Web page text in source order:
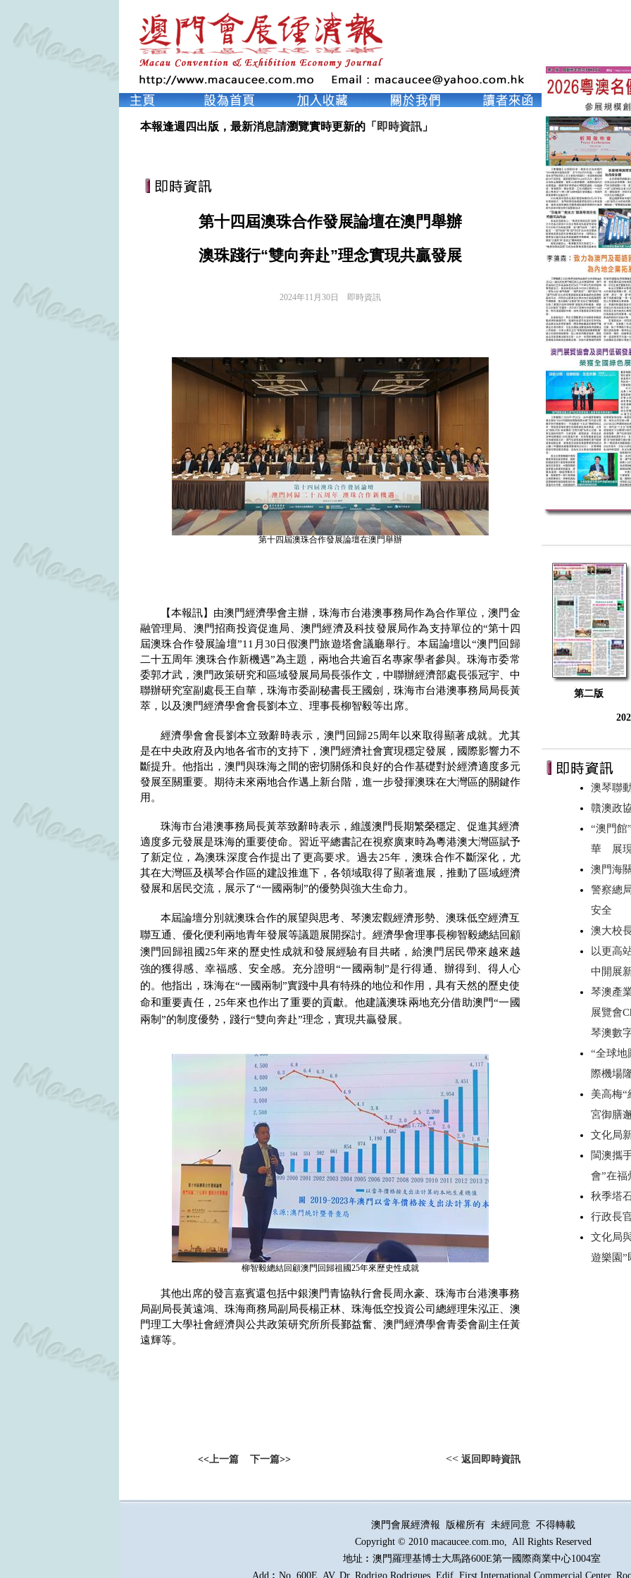
本報逢週四出版，最新消息請瀏覽實時更新的「 即時資訊」
第十四屆澳珠合作發展論壇在澳門舉辦
澳珠踐行“雙向奔赴”理念實現共贏發展
2024年11月30日 即時資訊
第十四屆澳珠合作發展論壇在澳門舉辦
【本報訊】 由澳門經濟學會主辦，珠海市台港澳事務局作為合作單位，澳門金
融管理局、澳門招商投資促進局、澳門經濟及科技發展局作為支持單位的“第十四
屆澳珠合作發展論壇”11 月30 日假澳門旅遊塔會議廳舉行。本屆論壇以“澳門回歸
二十五周年 澳珠合作新機遇”為主題，兩地合共逾百名專家學者參與。珠海市委常
委郭才武，澳門政策研究和區域發展局局長張作文，中聯辦經濟部處長張冠宇、中
聯辦研究室副處長王自華，珠海市委副秘書長王國劍，珠海市台港澳事務局局長黃
萃，以及澳門經濟學會會長劉本立、理事長柳智毅等出席。
經濟學會會長劉本立致辭時表示，澳門回歸25周年以來取得顯著成就。尤其
是在中央政府及內地各省市的支持下，澳門經濟社會實現穩定發展，國際影響力不
斷提升。他指出，澳門與珠海之間的密切關係和良好的合作基礎對於經濟適度多元
發展至關重要。期待未來兩地合作邁上新台階，進一步發揮澳珠在大灣區的關鍵作
用。
珠海市台港澳事務局長黃萃致辭時表示，維護澳門長期繁榮穩定、促進其經濟
適度多元發展是珠海的重要使命。習近平總書記在視察廣東時為粵港澳大灣區賦予
了新定位，為澳珠深度合作提出了更高要求。過去25年，澳珠合作不斷深化，尤
其在大灣區及橫琴合作區的建設推進下，各領域取得了顯著進展，推動了區域經濟
發展和居民交流，展示了“一國兩制”的優勢與強大生命力。
本屆論壇分別就澳珠合作的展望與思考、琴澳宏觀經濟形勢、澳珠低空經濟互
聯互通、優化便利兩地青年發展等議題展開探討。經濟學會理事長柳智毅總結回顧
澳門回歸祖國 25年來的歷史性成就和發展經驗有目共睹，給澳門居民帶來越來越
強的獲得感、幸福感、安全感。充分證明“一國兩制”是行得通、辦得到、得人心
的。他指出，珠海在“一國兩制”實踐中具有特殊的地位和作用，具有天然的歷史使
命和重要責任， 25年來也作出了重要的貢獻。他建議澳珠兩地充分借助澳門“一國
兩制”的制度優勢，踐行“雙向奔赴”理念，實現共贏發展。
柳智毅總結回顧澳門回歸祖國25年來歷史性成就
其他出席的發言嘉賓還包括中銀澳門青協執行會長周永豪、珠海市台港澳事務
局副局長黃遠鴻、珠海商務局副局長楊正林、珠海低空投資公司總經理朱泓正、澳
門理工大學社會經濟與公共政策研究所所長鄞益奮、澳門經濟學會青委會副主任黃
遠輝等。
<<上一篇 下一篇>> << 返回即時資訊
第二版
澳琴聯
贛澳政
“澳門館
華 展
澳門海
警察總
安全
澳大校
以更高
中開展
琴澳產
展覽會
琴澳數
“全球地
際機場
美高梅
宮御膳
文化局
閩澳攜
會”在
秋季塔
行政長
文化局
遊樂園
澳門會展經濟報 版權所有 未經同意 不得轉載
Copyright © 2010 macaucee.com.mo, All Rights Reserved
地址︰澳門羅理基博士大馬路600E第一國際商業中心1004室
Add︰No. 600E, AV. Dr. Rodrigo Rodrigues, Edif. First International Commercial Center.